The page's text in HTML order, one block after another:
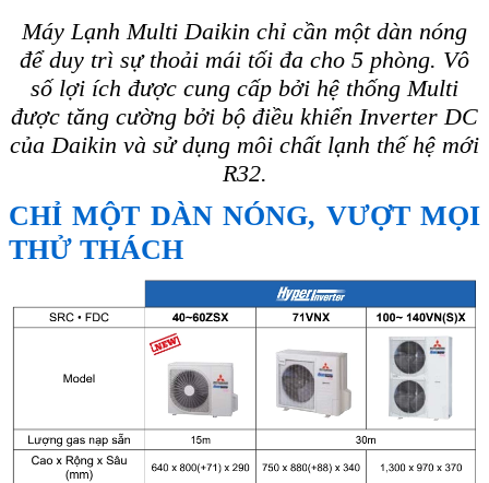
Máy Lạnh Multi Daikin chỉ cần một dàn nóng
để duy trì sự thoải mái tối đa cho 5 phòng. Vô
số lợi ích được cung cấp bởi hệ thống Multi
được tăng cường bởi bộ điều khiển Inverter DC
của Daikin và sử dụng môi chất lạnh thế hệ mới
R32.
CHỈ MỘT DÀN NÓNG, VƯỢT MỌI
THỬ THÁCH